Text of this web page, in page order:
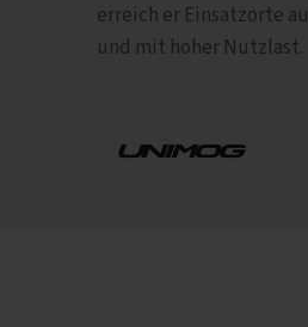
erreich er Einsatzorte
und mit hoher Nutzlast.